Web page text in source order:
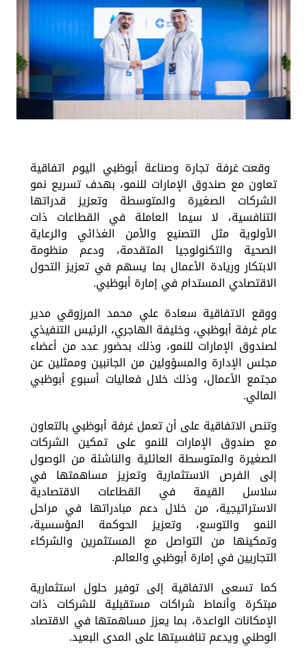
وقعت غرفة تجارة وصناعة أبوظبي اليوم اتفاقية
تعاون مع صندوق الإمارات للنمو، بهدف تسريع نمو
الشركات الصغيرة والمتوسطة وتعزيز قدراتها
التنافسية، لا سيما العاملة في القطاعات ذات
الأولوية مثل التصنيع والأمن الغذائي والرعاية
الصحية والتكنولوجيا المتقدمة، ودعم منظومة
الابتكار وريادة الأعمال بما يسهم في تعزيز التحول
الاقتصادي المستدام في إمارة أبوظبي.
ووقع الاتفاقية سعادة علي محمد المرزوقي مدير
عام غرفة أبوظبي، وخليفة الهاجري، الرئيس التنفيذي
لصندوق الإمارات للنمو، وذلك بحضور عدد من أعضاء
مجلس الإدارة والمسؤولين من الجانبين وممثلين عن
مجتمع الأعمال، وذلك خلال فعاليات أسبوع أبوظبي
المالي.
وتنص الاتفاقية على أن تعمل غرفة أبوظبي بالتعاون
مع صندوق الإمارات للنمو على تمكين الشركات
الصغيرة والمتوسطة العائلية والناشئة من الوصول
إلى الفرص الاستثمارية وتعزيز مساهمتها في
سلاسل القيمة في القطاعات الاقتصادية
الاستراتيجية، من خلال دعم مبادراتها في مراحل
النمو والتوسع، وتعزيز الحوكمة المؤسسية،
وتمكينها من التواصل مع المستثمرين والشركاء
التجاريين في إمارة أبوظبي والعالم.
كما تسعى الاتفاقية إلى توفير حلول استثمارية
مبتكرة وأنماط شراكات مستقبلية للشركات ذات
الإمكانات الواعدة، بما يعزز مساهمتها في الاقتصاد
الوطني ويدعم تنافسيتها على المدى البعيد.